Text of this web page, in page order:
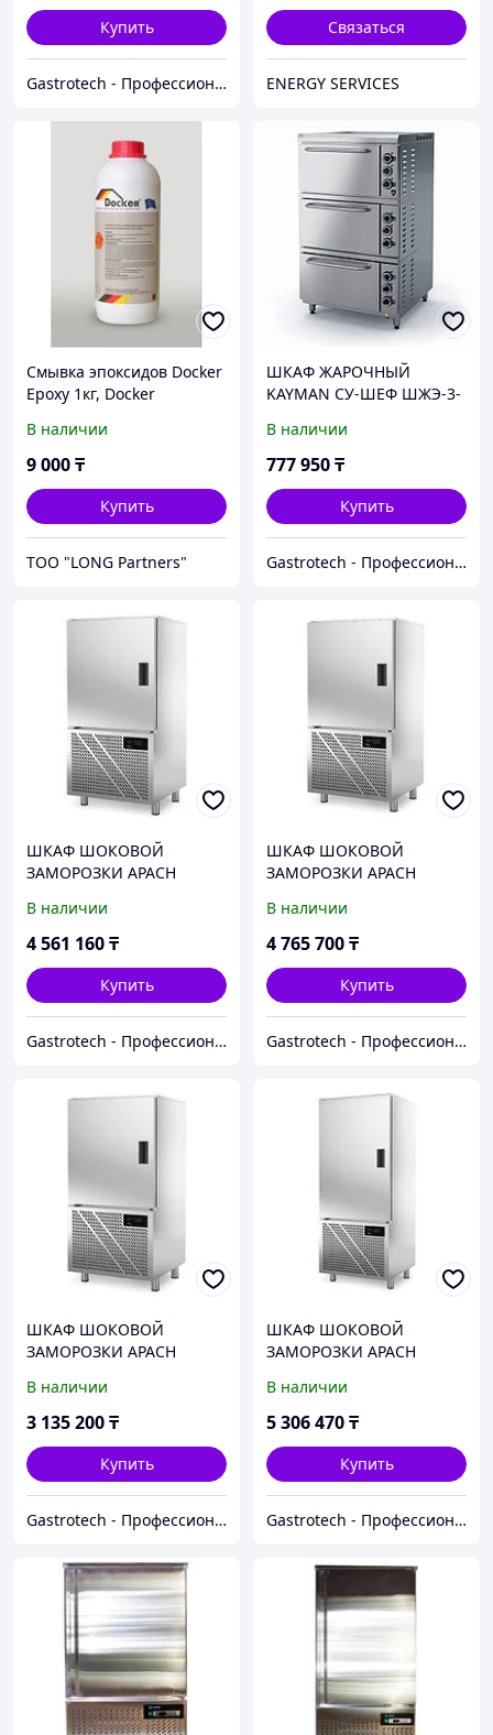
Купить
Gastrotech - Профессиональное оборудование
Связаться
ENERGY SERVICES
Cмывка эпоксидов Docker
Epoxy 1кг, Docker
В наличии
9 000₸
Купить
ТОО "LONG Partners"
ШКАФ ЖАРОЧНЫЙ
KAYMAN СУ-ШЕФ ШЖЭ-3-
В наличии
777 950₸
Купить
Gastrotech - Профессиональное оборудование
ШКАФ ШОКОВОЙ
ЗАМОРОЗКИ APACH
В наличии
4 561 160₸
Купить
Gastrotech - Профессиональное оборудование
ШКАФ ШОКОВОЙ
ЗАМОРОЗКИ APACH
В наличии
4 765 700₸
Купить
Gastrotech - Профессиональное оборудование
ШКАФ ШОКОВОЙ
ЗАМОРОЗКИ APACH
В наличии
3 135 200₸
Купить
Gastrotech - Профессиональное оборудование
ШКАФ ШОКОВОЙ
ЗАМОРОЗКИ APACH
В наличии
5 306 470₸
Купить
Gastrotech - Профессиональное оборудование